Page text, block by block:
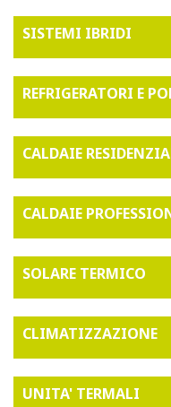
SISTEMI IBRIDI
REFRIGERATORI E
CALDAIE
CALDAIE
SOLARE TERMICO
CLIMATIZZAZIONE
UNITA' TERMALI